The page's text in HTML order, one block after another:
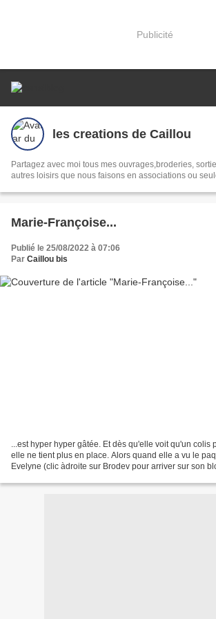
Publicité
les creations de Caillou
Partagez avec moi tous mes ouvrages,broderies,
autres loisirs que nous faisons en associations ou
Marie-Françoise...
Publié le 25/08/2022 à 07:06
Par Caillou bis
...est hyper hyper gâtée. Et dès qu'elle voit qu'un colis
elle ne tient plus en place. Alors quand elle a vu le
Evelyne (clic àdroite sur Brodev pour arriver sur son